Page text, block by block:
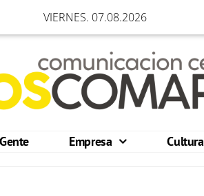
VIERNES. 07.08.2026
Gente Empresa Cultura